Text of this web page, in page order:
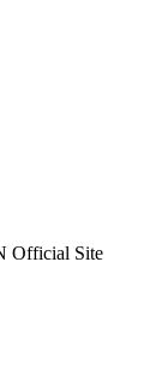
Official Site